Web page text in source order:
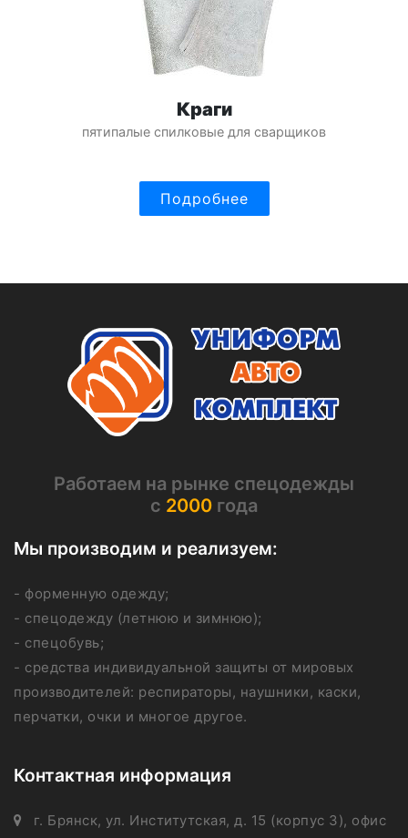
Краги
пятипалые спилковые для сварщиков
Подробнее
Работаем на рынке спецодежды
с 2000 года
Мы производим и реализуем:
- форменную одежду;
- спецодежду (летнюю и зимнюю);
- спецобувь;
- средства индивидуальной защиты от мировых
производителей: респираторы, наушники, каски,
перчатки, очки и многое другое.
Контактная информация
г. Брянск, ул. Институтская, д. 15 (корпус 3), офис